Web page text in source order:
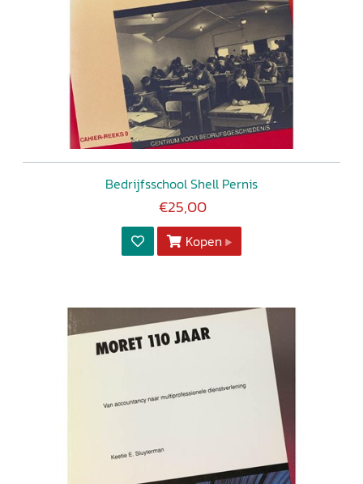
Bedrijfsschool Shell Pernis
€25,00
Kopen